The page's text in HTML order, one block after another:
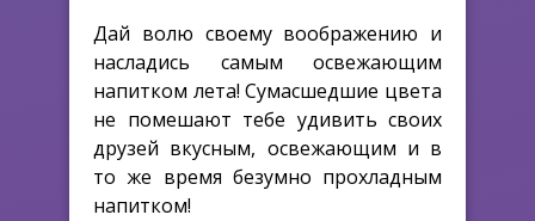
Дай волю своему воображению и
насладись самым освежающим
напитком лета! Сумасшедшие цвета
не помешают тебе удивить своих
друзей вкусным, освежающим и в
то же время безумно прохладным
напитком!